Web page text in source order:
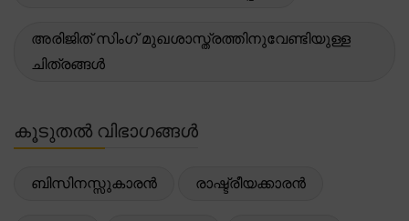
അരിജിത് സിംഗ് മുഖശാസ്ത്രത്തിനുവേണ്ടിയുള്ള
ചിത്രങ്ങൾ
കൂടുതൽ വിഭാഗങ്ങൾ
ബിസിനസ്സുകാരൻ രാഷ്ട്രീയക്കാരൻ